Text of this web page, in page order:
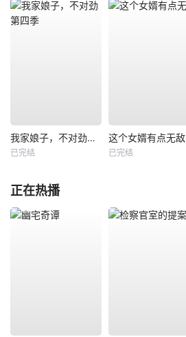
我家娘子，不对劲第四季
已完结
这个女婿有点无敌
已完结
正在热播